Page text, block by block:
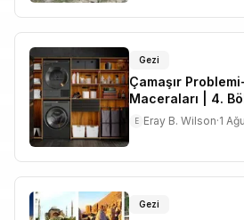
Gezi
Çamaşır
Maceraları | 4.
E Eray B. Wilson·1
Gezi